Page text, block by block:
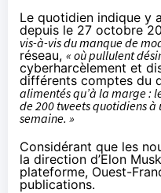
Le quotidien indique y
depuis le 27 octobre
vis-à-vis du manque de
réseau, « où pullulent
cyberharcèlement et
différents comptes du
alimentés qu’à la marge :
de 200 tweets quotidiens
semaine. »
Considérant que les
la direction d’Elon Musk
plateforme, Ouest-
publications.